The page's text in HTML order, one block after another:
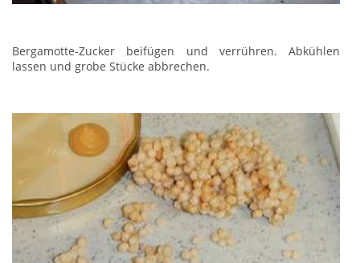
Bergamotte-Zucker beifügen und verrühren. Abkühlen
lassen und grobe Stücke abbrechen.